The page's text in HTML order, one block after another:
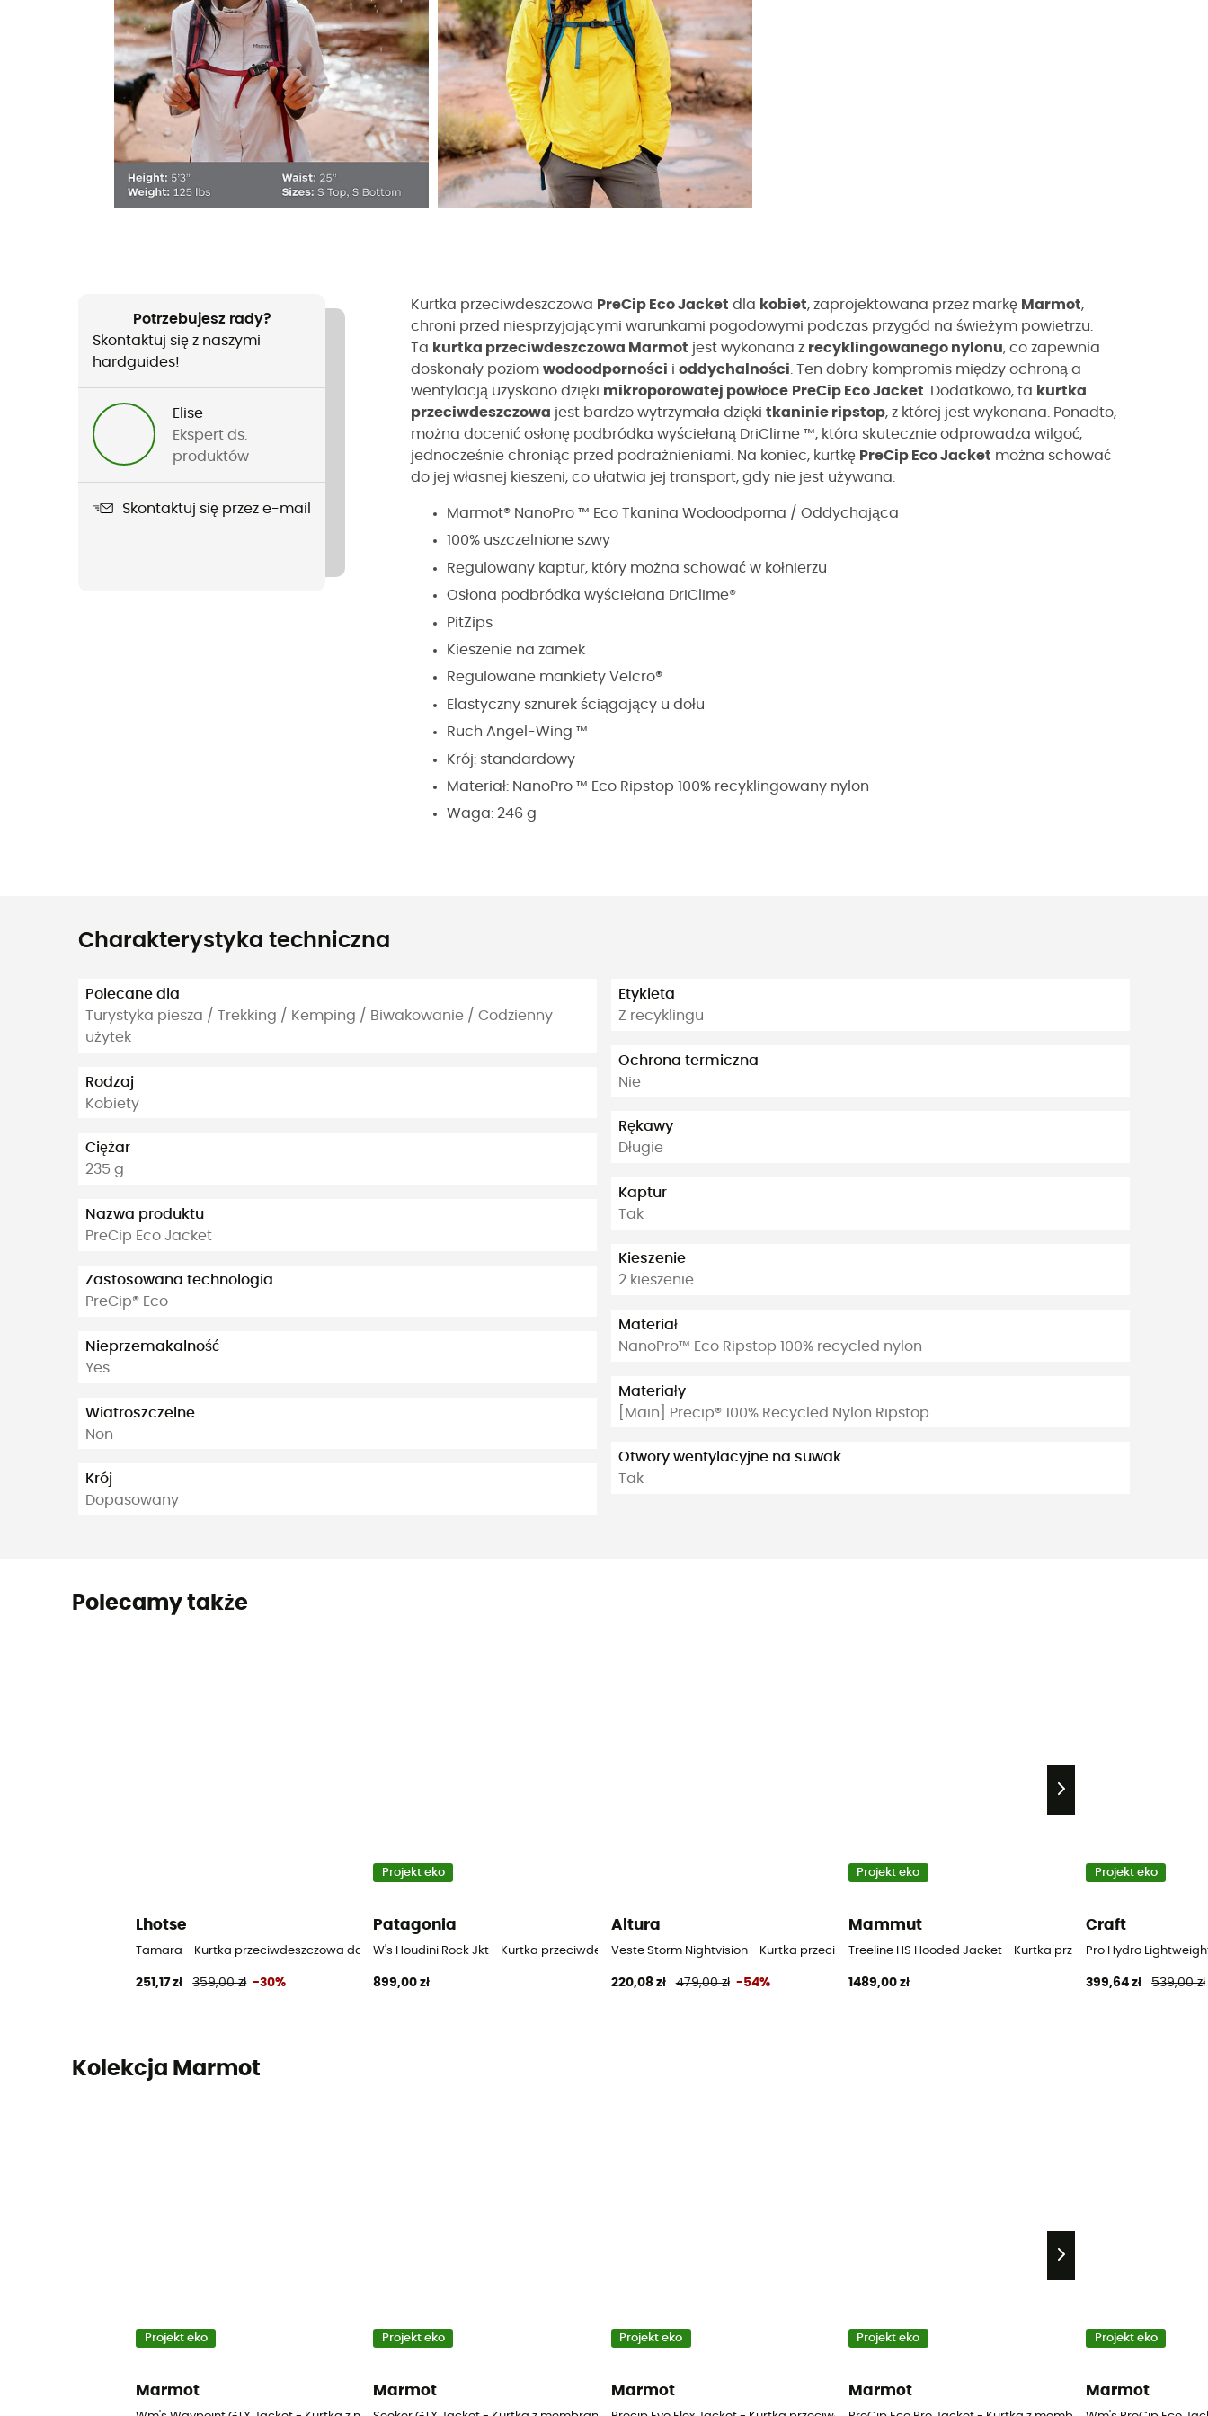
Potrzebujesz rady?
Skontaktuj się z naszymi
hardguides!
Elise
Ekspert ds.
produktów
Skontaktuj się przez e-mail
Kurtka przeciwdeszczowa PreCip Eco Jacket dla kobiet, zaprojektowana przez markę Marmot,
chroni przed niesprzyjającymi warunkami pogodowymi podczas przygód na świeżym powietrzu.
Ta kurtka przeciwdeszczowa Marmot jest wykonana z recyklingowanego nylonu, co zapewnia
doskonały poziom wodoodporności i oddychalności . Ten dobry kompromis między ochroną a
wentylacją uzyskano dzięki mikroporowatej powłoce PreCip Eco Jacket . Dodatkowo, ta kurtka
przeciwdeszczowa jest bardzo wytrzymała dzięki tkaninie ripstop, z której jest wykonana. Ponadto,
można docenić osłonę podbródka wyściełaną DriClime ™, która skutecznie odprowadza wilgoć,
jednocześnie chroniąc przed podrażnieniami. Na koniec, kurtkę PreCip Eco Jacket można schować
do jej własnej kieszeni, co ułatwia jej transport, gdy nie jest używana.
Marmot® NanoPro ™ Eco Tkanina Wodoodporna / Oddychająca
100% uszczelnione szwy
Regulowany kaptur, który można schować w kołnierzu
Osłona podbródka wyściełana DriClime®
PitZips
Kieszenie na zamek
Regulowane mankiety Velcro®
Elastyczny sznurek ściągający u dołu
Ruch Angel-Wing ™
Krój: standardowy
Materiał: NanoPro ™ Eco Ripstop 100% recyklingowany nylon
Waga: 246 g
Charakterystyka techniczna
Polecane dla
Turystyka piesza / Trekking / Kemping / Biwakowanie / Codzienny
użytek
Rodzaj
Kobiety
Ciężar
235 g
Nazwa produktu
PreCip Eco Jacket
Zastosowana technologia
PreCip® Eco
Nieprzemakalność
Yes
Wiatroszczelne
Non
Krój
Dopasowany
Etykieta
Z recyklingu
Ochrona termiczna
Nie
Rękawy
Długie
Kaptur
Tak
Kieszenie
2 kieszenie
Materiał
NanoPro™ Eco Ripstop 100% recycled nylon
Materiały
[Main] Precip® 100% Recycled Nylon Ripstop
Otwory wentylacyjne na suwak
Tak
Polecamy także
Lhotse
Tamara - Kurtka przeciwdeszczowa damska
251,17 zł 359,00 zł -30%
Projekt eko
Patagonia
W's Houdini Rock Jkt - Kurtka przeciwdeszczowa damska
899,00 zł
Altura
Veste Storm Nightvision - Kurtka przeciwdeszczowa damska
220,08 zł 479,00 zł -54%
Projekt eko
Mammut
Treeline HS Hooded Jacket - Kurtka przeciwdeszczowa
1489,00 zł
Projekt eko
Craft
Pro Hydro
399,64 zł 539,00 zł
Kolekcja Marmot
Projekt eko
Marmot
Projekt eko
Marmot
Projekt eko
Marmot
Projekt eko
Marmot
Projekt eko
Marmot